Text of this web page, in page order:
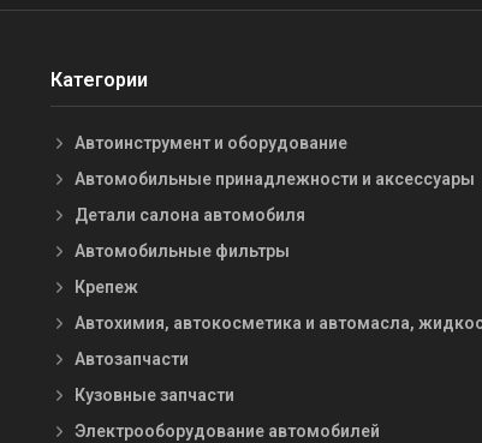
Категории
Автоинструмент и оборудование
Автомобильные принадлежности и аксессуары
Детали салона автомобиля
Автомобильные фильтры
Крепеж
Автохимия, автокосметика и автомасла,
Автозапчасти
Кузовные запчасти
Электрооборудование автомобилей